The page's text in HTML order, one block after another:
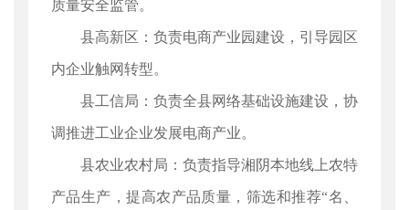
质量安全监管。
县高新区：负责电商产业园建设，引导园区
内企业触网转型。
县工信局：负责全县网络基础设施建设，协
调推进工业企业发展电商产业。
县农业农村局：负责指导湘阴本地线上农特
产品生产，提高农产品质量，筛选和推荐“名、